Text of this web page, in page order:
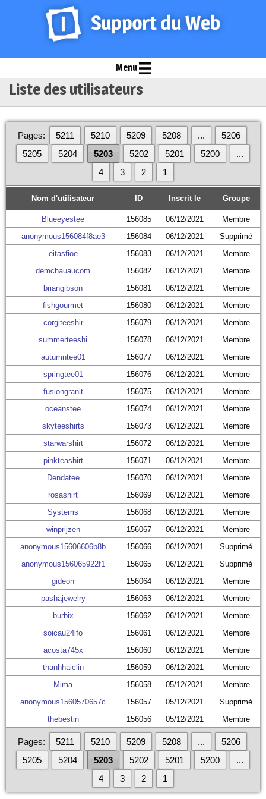
Menu
Liste des utilisateurs
Pages: 5211 5210 5209 5208 ...
5206
5205
5204 5203 5202 5201 5200
...
4
3 2 1
Nom d'utilisateur ID Inscrit le Groupe
Blueeyestee 156085 06/12/2021
Membre
anonymous156084f8ae3
156084 06/12/2021
Supprimé
eitasfioe
156083 06/12/2021
Membre
demchauaucom
156082 06/12/2021
Membre
briangibson
156081 06/12/2021
Membre
fishgourmet
156080 06/12/2021
Membre
corgiteeshir
156079 06/12/2021
Membre
summerteeshi
156078 06/12/2021
Membre
autumntee01
156077 06/12/2021
Membre
springtee01
156076 06/12/2021
Membre
fusiongranit
156075 06/12/2021
Membre
oceanstee
156074 06/12/2021
Membre
skyteeshirts
156073 06/12/2021
Membre
starwarshirt
156072 06/12/2021
Membre
pinkteashirt
156071 06/12/2021
Membre
Dendatee
156070 06/12/2021
Membre
rosashirt
156069 06/12/2021
Membre
Systems
156068 06/12/2021
Membre
winprijzen
156067 06/12/2021
Membre
anonymous15606606b8b
156066 06/12/2021
Supprimé
anonymous156065922f1
156065 06/12/2021
Supprimé
gideon
156064 06/12/2021
Membre
pashajewelry
156063 06/12/2021
Membre
burbix
156062 06/12/2021
Membre
soicau24ifo
156061 06/12/2021
Membre
acosta745x
156060 06/12/2021
Membre
thanhhaiclin
156059 06/12/2021
Membre
Mima
156058 05/12/2021
Membre
anonymous1560570657c
156057 05/12/2021
Supprimé
thebestin
156056 05/12/2021 Membre
Pages: 5211 5210 5209 5208 ...
5206
5205
5204 5203 5202 5201 5200
...
4
3 2 1